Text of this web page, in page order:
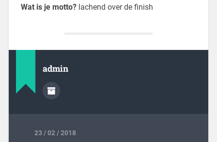
Wat is je motto? lachend over de finish
admin
23 / 02 / 2018